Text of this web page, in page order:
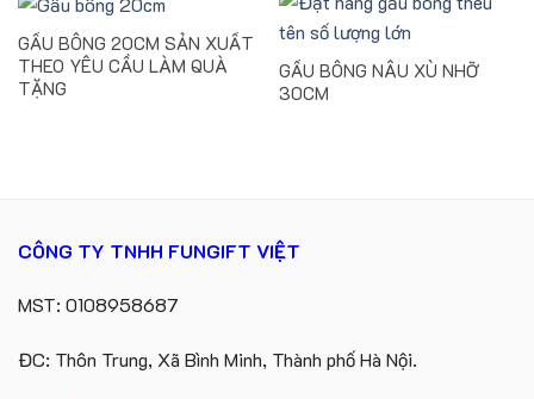
GẤU BÔNG 20CM SẢN XUẤT
THEO YÊU CẦU LÀM QUÀ
TẶNG
GẤU BÔNG NÂU XÙ NHỠ
30CM
CÔNG TY TNHH FUNGIFT VIỆT
MST: 0108958687
ĐC: Thôn Trung, Xã Bình Minh, Thành phố Hà Nội.